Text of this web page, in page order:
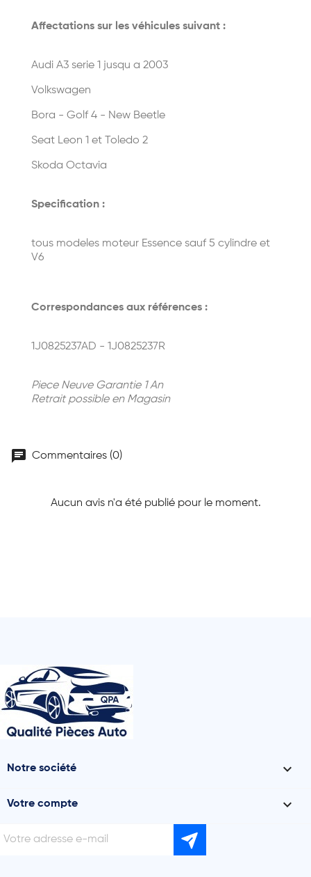
Affectations sur les véhicules suivant :
Audi A3 serie 1 jusqu a 2003
Volkswagen
Bora - Golf 4 - New Beetle
Seat Leon 1 et Toledo 2
Skoda Octavia
Specification :
tous modeles moteur Essence sauf 5 cylindre et
V6
Correspondances aux références :
1J0825237AD - 1J0825237R
Piece Neuve Garantie 1 An
Retrait possible en Magasin
chat Commentaires (0)
Aucun avis n'a été publié pour le moment.
Notre société 
Votre compte 